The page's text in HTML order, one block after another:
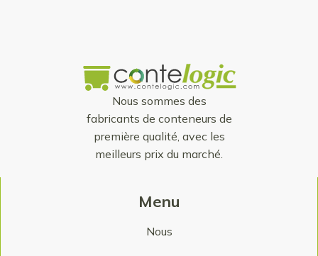
Nous sommes des
fabricants de conteneurs de
première qualité, avec les
meilleurs prix du marché.
Menu
Nous